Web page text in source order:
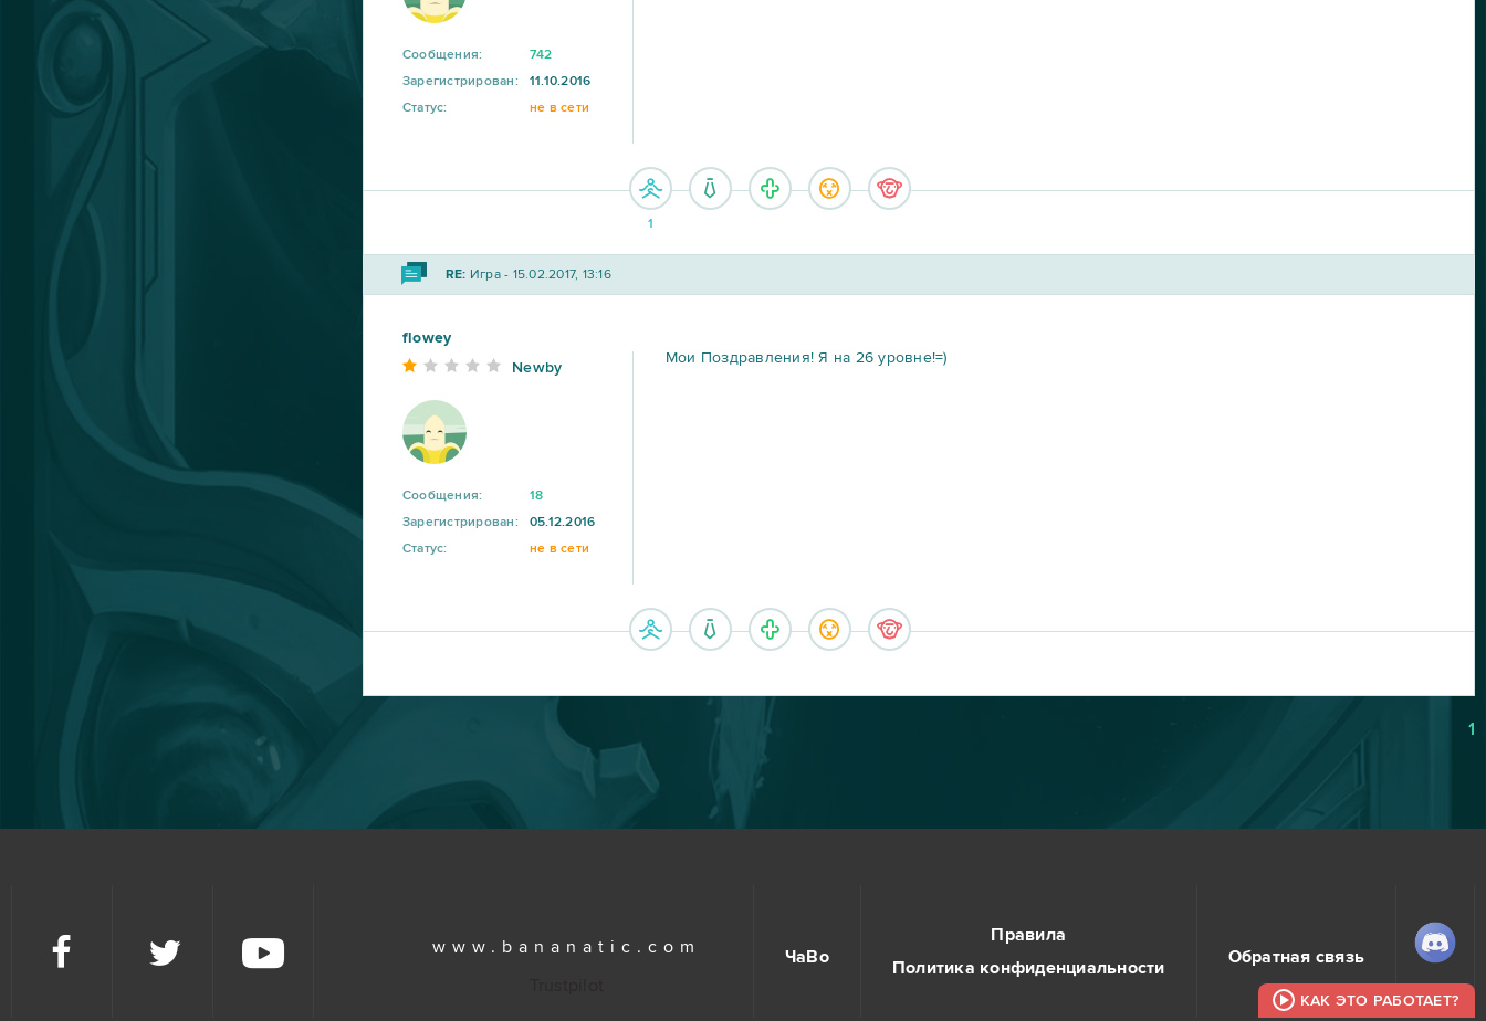
КАК ЭТО РАБОТАЕТ?
Сообщения:
742
Зарегистрирован:
11.10.2016
Статус:
не в сети
1
RE: Игра - 15.02.2017, 13:16
flowey
Newby
Сообщения:
18
Зарегистрирован:
05.12.2016
Статус:
не в сети
Мои Поздравления! Я на 26 уровне!=)
1
10
Blade and Soul
6
5
Eternal Edge+ Prologue 4
Imperia Online 4 ЧаВо
Правила
Политика конфиденциальности
Обратная связь
www.bananatic.com